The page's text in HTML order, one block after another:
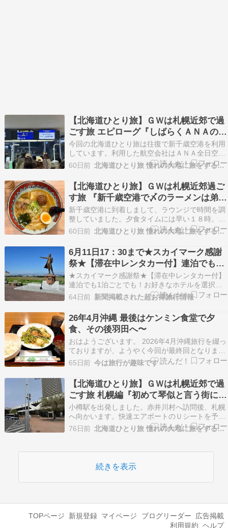
【北海道ひとり旅】ＧＷは札幌近郊で過
ごす旅 エピローグ『しばらくＡＮＡの利
用は控えます』※再掲載
今回の北海道ひとり旅は往復で新千歳空港を利用
しています。利用した航空会社はＡＮＡ全日空で
す。ここ１年くらいでしょうか、新千歳空港と福
岡空港を交互に利用していますが、ＪＡＬを利用
した時は多少の遅延はあるものの決定的な打撃を
受けないのですが、ＡＮＡの場合は遅延する時間
が大幅過ぎて羽田…
60日前 北海道ひとり旅 憧れの大地に旅をするブログ
【北海道ひとり旅】ＧＷは札幌近郊過ご
す旅 『新千歳空港で〆のラーメンは弟子
屈さん』
新千歳空港に到着しまして、ラウンジで時間を調
整していました。夕食タイムには早い１８時。今
日の食事は朝食はホテルで自炊したご飯とタラ
コ。昼食は初めて訪問した南幌町で名物と謳って
いるキャベツキムチラーメン。その後に札幌市内
で小腹が空いて札幌バスターミナルの地下で紫雲
亭さんの塩ラーメン…
60日前 北海道ひとり旅 憧れの大地に旅をするブログ
6月11日17：30まで★スカイマーク感謝
祭★【滞在中レンタカー付】連泊でも1
泊ごとでも！お好きなホテルを選択可！
北海道シティ＆リゾート 4日間
★スカイマーク感謝祭★【滞在中レンタカー付】
連泊でも1泊ごとでも！お好きなホテルを選択
可！北海道シティ＆リゾート 4日間 札幌、旭川な
どのシティ又はニセコなどリゾート地からお好き
なホテルを選択可能！ 設定期間 2026年06月14日
～2026年10月21日 旅行代金 39,900…
64日前 新聞掲載された超お得旅行情報
26年4月沖縄 最後はケンミン食堂で夕
食、その後羽田へ〜
おはようございます。 2026年4月沖縄旅行を綴っ
ておりますが、ようやく今回が最終回となりま
す。今回の滞在はホテル日航アリビラとなんか同
じようなところにしか行かなくなってます
ね。。。 そんな沖縄旅行、空港へと行くのです
が、レンタカーの営業所へは２時間30分前ころの
到着を目指して…
65日前 今は旅行が趣味です
【北海道ひとり旅】ＧＷは札幌近郊で過
ごす旅 札幌編『初めて琴似と言う街に行
きました』
小樽駅を出発しました。赤井川村へ訪問後、札幌
へ向かいます。快速エアポートのＵシートを予約
して少々優雅ですが比較的近距離なのに８００円
支払うのも気が引けるのも事実です。しかしなが
い選択でした。快速エアポートのＵシートは札幌
駅でも新千歳空港…
76日前 北海道ひとり旅 憧れの大地に旅をするブログ
続きを表示
TOPページ 新規登録 マイページ ブログリーダー
広告掲載
利用規約 ヘルプ